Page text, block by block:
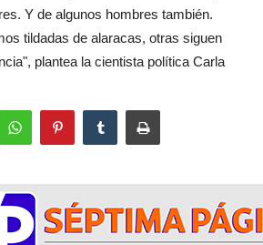
Y de algunos hombres también.
tildadas de alaracas, otras siguen
plantea la cientista política Carla